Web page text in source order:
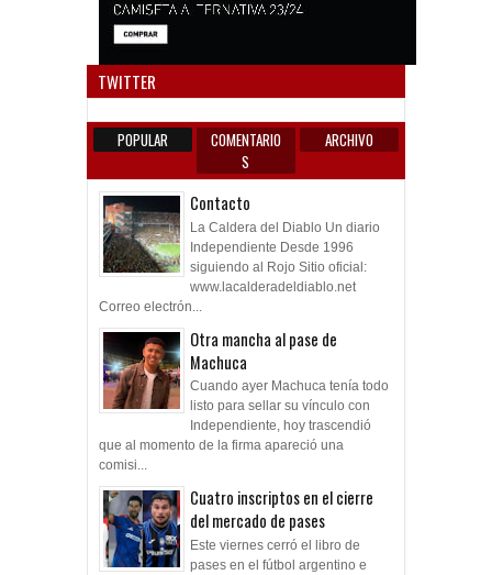
TWITTER
POPULAR
COMENTARIO
S
ARCHIVO
Contacto
La Caldera del Diablo Un diario
Independiente Desde 1996
siguiendo al Rojo Sitio oficial:
www.lacalderadeldiablo.net
Correo electrón...
Otra mancha al pase de
Machuca
Cuando ayer Machuca tenía todo
listo para sellar su vínculo con
Independiente, hoy trascendió
que al momento de la firma apareció una
comisi...
Cuatro inscriptos en el cierre
del mercado de pases
Este viernes cerró el libro de
pases en el fútbol argentino e